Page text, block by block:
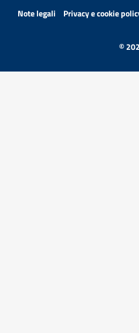
MENÙ PRIVACY
Note legali Privacy e cookie
©